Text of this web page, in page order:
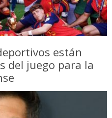
están
del juego para la